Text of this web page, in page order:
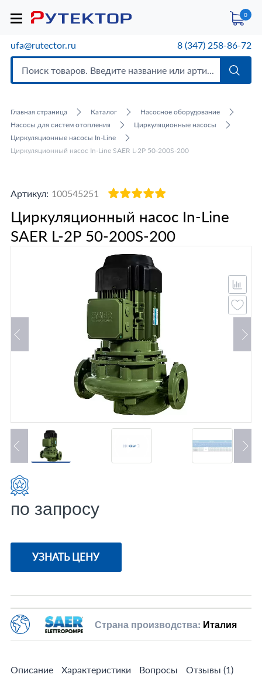
0
ufa@rutector.ru 8 (347) 258-86-72
Главная страница Каталог
Насосное оборудование
Насосы для систем отопления
Циркуляционные насосы
Циркуляционные насосы In-Line
Циркуляционный насос In-Line SAER L-2P 50-200S-200
Артикул: 100545251
Циркуляционный насос In-Line
SAER L-2P 50-200S-200
по запросу
УЗНАТЬ ЦЕНУ
Страна производства: Италия
Описание Характеристики Вопросы Отзывы (1)